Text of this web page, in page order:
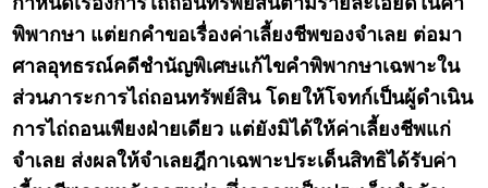
พิพากษา แต่ยกคำขอเรื่องค่าเลี้ยงชีพของจำเลย ต่อมา
ศาลอุทธรณ์คดีชำนัญพิเศษแก้ไขคำพิพากษาเฉพาะใน
ส่วนภาระการไถ่ถอนทรัพย์สิน โดยให้โจทก์เป็นผู้ดำเนิน
การไถ่ถอนเพียงฝ่ายเดียว แต่ยังมิได้ให้ค่าเลี้ยงชีพแก่
จำเลย ส่งผลให้จำเลยฎีกาเฉพาะประเด็นสิทธิได้รับค่า